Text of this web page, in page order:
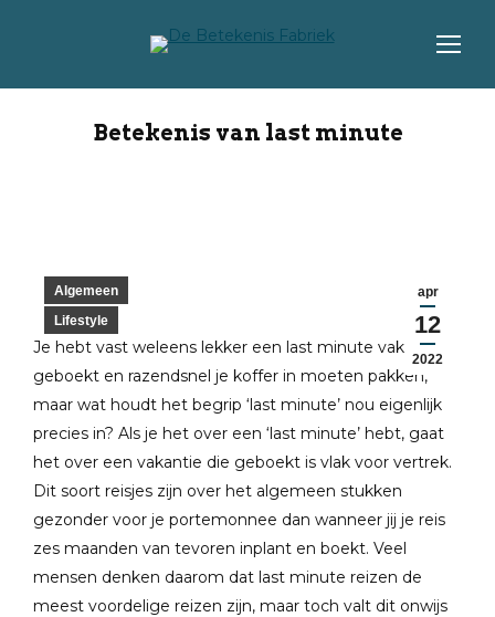
Betekenis van last minute
apr
12
2022
Algemeen
Lifestyle
Je hebt vast weleens lekker een last minute vakantie
geboekt en razendsnel je koffer in moeten pakken,
maar wat houdt het begrip ‘last minute’ nou eigenlijk
precies in? Als je het over een ‘last minute’ hebt, gaat
het over een vakantie die geboekt is vlak voor vertrek.
Dit soort reisjes zijn over het algemeen stukken
gezonder voor je portemonnee dan wanneer jij je reis
zes maanden van tevoren inplant en boekt. Veel
mensen denken daarom dat last minute reizen de
meest voordelige reizen zijn, maar toch valt dit onwijs